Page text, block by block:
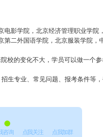
影学院，北京经济管理职业学院
二外国语学院，北京服装学院
的变化不大，学员可以做一个参
招生专业、常见问题、报考条件等
咨询 点我关注 点我加群